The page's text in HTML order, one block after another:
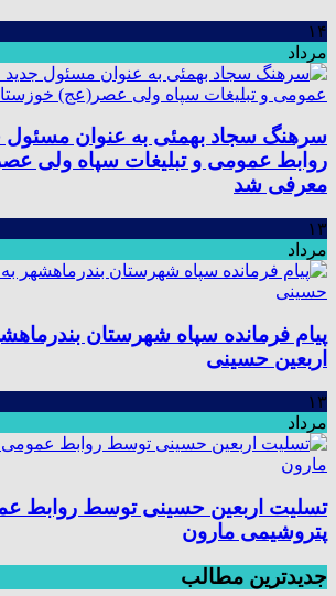
۱۴
مرداد
سرهنگ سجاد بهمئی به عنوان مسئول
روابط عمومی و تبلیغات سپاه ولی
معرفی شد
۱۳
مرداد
پیام فرمانده سپاه شهرستان
اربعین حسینی
۱۳
مرداد
تسلیت اربعین حسینی توسط روابط
پتروشیمی مارون
جدیدترین مطالب